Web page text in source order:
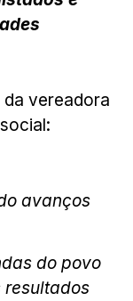
da vereadora
avanços
do povo
resultados